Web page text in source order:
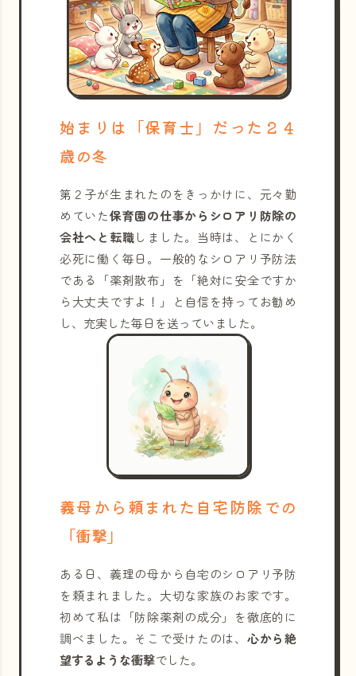
始まりは「保育士」だった２４
歳の冬
第２子が生まれたのをきっかけに、元々勤
めていた保育園の仕事からシロアリ防除の
会社へと転職しました。当時は、とにかく
必死に働く毎日。一般的なシロアリ予防法
である「薬剤散布」を「絶対に安全ですか
ら大丈夫ですよ！」と自信を持ってお勧め
し、充実した毎日を送っていました。
義母から頼まれた自宅防除での
「衝撃」
ある日、義理の母から自宅のシロアリ予防
を頼まれました。大切な家族のお家です。
初めて私は「防除薬剤の成分」を徹底的に
調べました。そこで受けたのは、 心から絶
望するような衝撃でした。